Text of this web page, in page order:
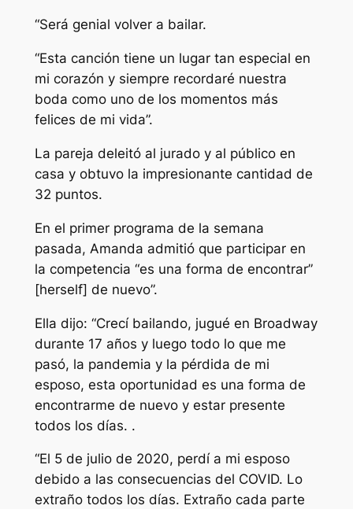
“Será genial volver a bailar.
“Esta canción tiene un lugar tan especial en
mi corazón y siempre recordaré nuestra
boda como uno de los momentos más
felices de mi vida”.
La pareja deleitó al jurado y al público en
casa y obtuvo la impresionante cantidad de
32 puntos.
En el primer programa de la semana
pasada, Amanda admitió que participar en
la competencia “es una forma de encontrar”
[herself] de nuevo”.
Ella dijo: “Crecí bailando, jugué en Broadway
durante 17 años y luego todo lo que me
pasó, la pandemia y la pérdida de mi
esposo, esta oportunidad es una forma de
encontrarme de nuevo y estar presente
todos los días. .
“El 5 de julio de 2020, perdí a mi esposo
debido a las consecuencias del COVID. Lo
extraño todos los días. Extraño cada parte